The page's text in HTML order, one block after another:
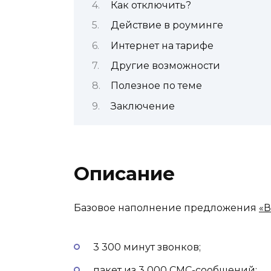
Как отключить?
Действие в роуминге
Интернет на тарифе
Другие возможности
Полезное по теме
Заключение
Описание
Базовое наполнение предложения
3 300 минут звонков;